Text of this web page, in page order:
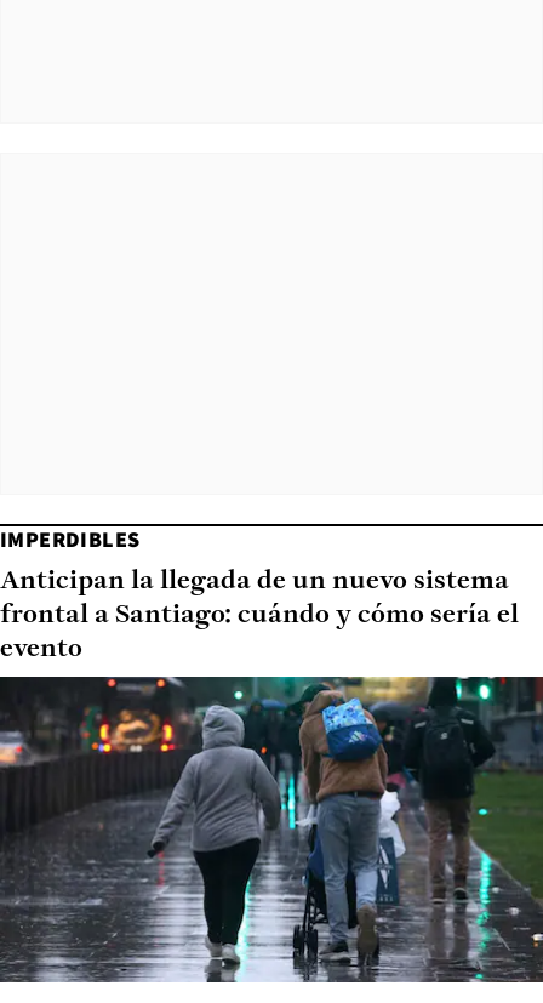
IMPERDIBLES
Anticipan la llegada de un nuevo sistema
frontal a Santiago: cuándo y cómo sería el
evento